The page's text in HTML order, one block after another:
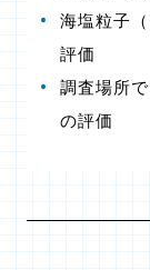
海塩粒子
評価
調査場所
の評価